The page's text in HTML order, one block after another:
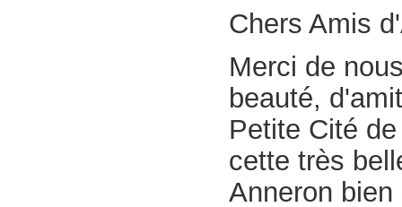
Chers Amis
Merci de
beauté,
Petite Cité
cette très
Anneron